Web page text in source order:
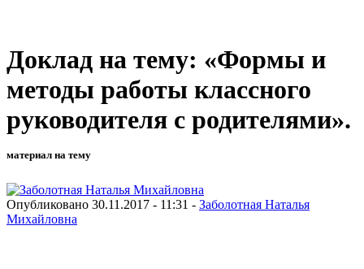
Доклад на тему: «Формы и
методы работы классного
руководителя с родителями».
материал на тему
Опубликовано 30.11.2017 - 11:31 - Заболотная Наталья
Михайловна